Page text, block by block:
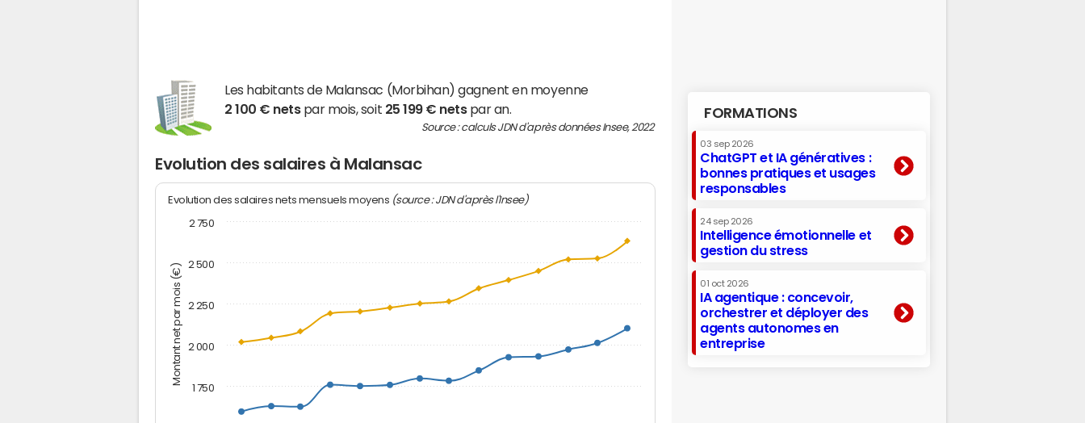
Les habitants de Malansac (Morbihan) gagnent en moyenne
2 100 € netspar mois, soit 25 199 € netspar an.
Source : calculs JDN d'après données Insee, 2022
Evolution des salaires à Malansac
Montant net par mois (€)
Evolution des salaires nets mensuels moyens (source : JDN d'après l'Insee)
1 750
2 000
2 250
2 500
2 750
FORMATIONS
03 sep 2026
ChatGPT et IA génératives :
bonnes pratiques et usages
responsables
24 sep 2026
Intelligence émotionnelle et
gestion du stress
01 oct 2026
IA agentique : concevoir,
orchestrer et déployer des
agents autonomes en
entreprise